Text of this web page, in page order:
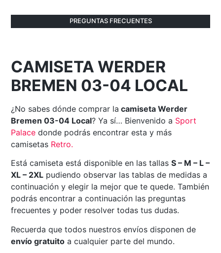
PREGUNTAS FRECUENTES
CAMISETA WERDER
BREMEN 03-04 LOCAL
¿No sabes dónde comprar la camiseta Werder
Bremen 03-04 Local? Ya sí… Bienvenido a Sport
Palace donde podrás encontrar esta y más
camisetas Retro.
Está camiseta está disponible en las tallasS – M – L –
XL – 2XL pudiendo observar las tablas de medidas a
continuación y elegir la mejor que te quede. También
podrás encontrar a continuación las preguntas
frecuentes y poder resolver todas tus dudas.
Recuerda que todos nuestros envíos disponen de
envío gratuito a cualquier parte del mundo.